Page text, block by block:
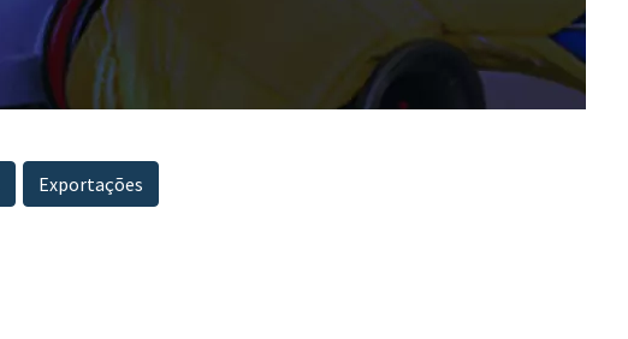
Exportações